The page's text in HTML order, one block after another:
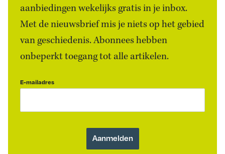
aanbiedingen wekelijks gratis in je inbox.
Met de nieuwsbrief mis je niets op het gebied
van geschiedenis. Abonnees hebben
onbeperkt toegang tot alle artikelen.
E-mailadres